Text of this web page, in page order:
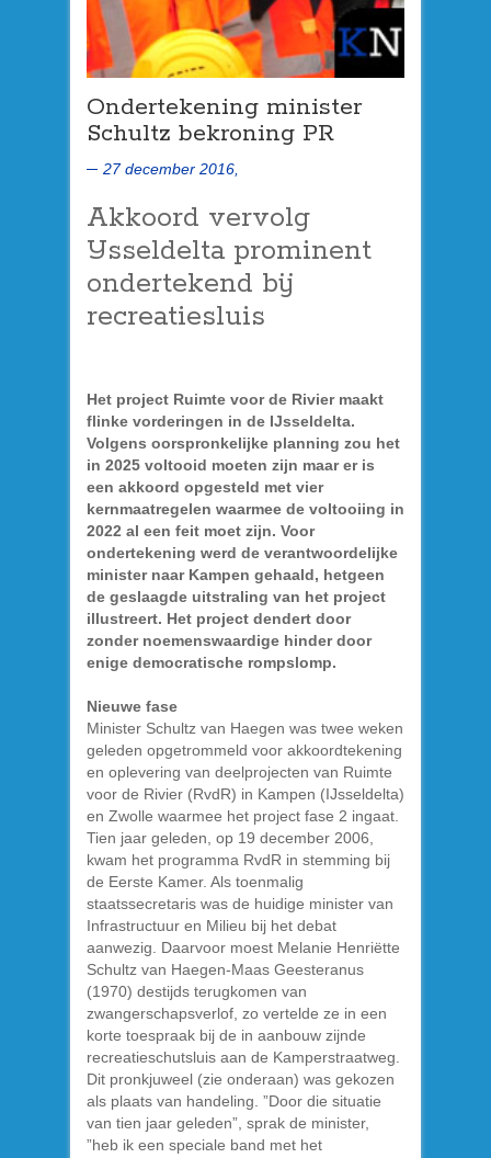
Ondertekening minister
Schultz bekroning PR
27 december 2016,
Akkoord vervolg
IJsseldelta prominent
ondertekend bij
recreatiesluis
Het project Ruimte voor de Rivier maakt
flinke vorderingen in de IJsseldelta.
Volgens oorspronkelijke planning zou het
in 2025 voltooid moeten zijn maar er is
een akkoord opgesteld met vier
kernmaatregelen waarmee de voltooiing in
2022 al een feit moet zijn. Voor
ondertekening werd de verantwoordelijke
minister naar Kampen gehaald, hetgeen
de geslaagde uitstraling van het project
illustreert. Het project dendert door
zonder noemenswaardige hinder door
enige democratische rompslomp.
Nieuwe fase
Minister Schultz van Haegen was twee weken
geleden opgetrommeld voor akkoordtekening
en oplevering van deelprojecten van Ruimte
voor de Rivier (RvdR) in Kampen (IJsseldelta)
en Zwolle waarmee het project fase 2 ingaat.
Tien jaar geleden, op 19 december 2006,
kwam het programma RvdR in stemming bij
de Eerste Kamer. Als toenmalig
staatssecretaris was de huidige minister van
Infrastructuur en Milieu bij het debat
aanwezig. Daarvoor moest Melanie Henriëtte
Schultz van Haegen-Maas Geesteranus
(1970) destijds terugkomen van
zwangerschapsverlof, zo vertelde ze in een
korte toespraak bij de in aanbouw zijnde
recreatieschutsluis aan de Kamperstraatweg.
Dit pronkjuweel (zie onderaan) was gekozen
als plaats van handeling. ”Door die situatie
van tien jaar geleden”, sprak de minister,
”heb ik een speciale band met het